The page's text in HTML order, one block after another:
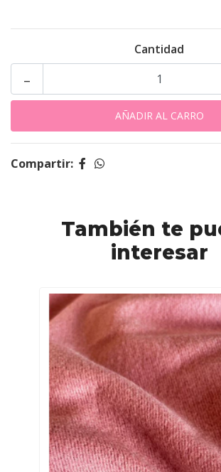
Cantidad
-
Compartir:
También te
interesar